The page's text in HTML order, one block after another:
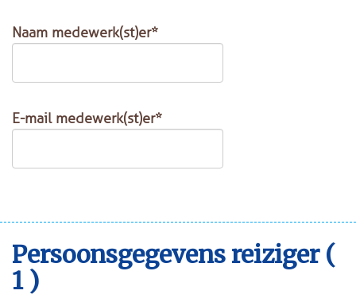
Naam medewerk(st)er*
E-mail medewerk(st)er*
Persoonsgegevens reiziger (
1 )